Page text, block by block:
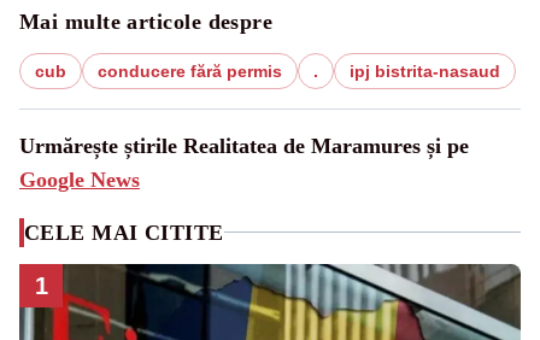
Mai multe articole despre
cub conducere fără permis . ipj bistrita-nasaud
Urmărește știrile Realitatea de Maramures și pe
Google News
CELE MAI CITITE
1